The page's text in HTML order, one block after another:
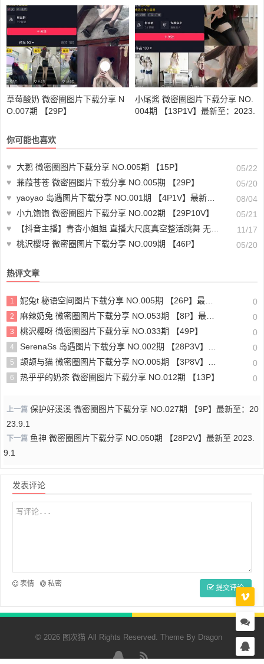
3
19
草莓酸奶 微密圈图片下载分享 N
O.007期 【29P】
小尾酱 微密圈图片下载分享 NO.
004期 【13P1V】最新至：2023.
你可能也喜欢
♥ 大鹅 微密圈图片下载分享 NO.005期 【15P】
05/22
♥ 蒹葭苍苍 微密圈图片下载分享 NO.005期 【29P】
05/20
♥ yaoyao 岛遇图片下载分享 NO.001期 【4P1V】最新至：2025.6.7
08/04
♥ 小九饱饱 微密圈图片下载分享 NO.002期 【29P10V】
05/21
♥
【抖音主播】青杏小姐姐 直播大尺度真空整活跳舞 无内一字马 反差满满！(4V3分)-直播舞蹈视频素材下载
11/17
♥ 桃沢樱呀 微密圈图片下载分享 NO.009期 【46P】 05/20
热评文章
1 妮兔t 秘语空间图片下载分享 NO.005期 【26P】最新至：2025.6.11 0
2 麻辣奶兔 微密圈图片下载分享 NO.053期 【8P】最新至：2023.11.18 0
3 桃沢樱呀 微密圈图片下载分享 NO.033期 【49P】 0
4 SerenaSs 岛遇图片下载分享 NO.002期 【28P3V】最新至：2025.6.19 0
5 颉颉与猫 微密圈图片下载分享 NO.005期 【3P8V】最新至：2023.11.20 0
6 热乎乎的奶茶 微密圈图片下载分享 NO.012期 【13P】 0
上一篇 保护好溪溪 微密圈图片下载分享 NO.027期 【9P】最新至：20
23.9.1
下一篇 鱼神 微密圈图片下载分享 NO.050期 【28P2V】最新至 2023.
9.1
发表评论
表情 私密 提交评论
© 2026 图次猫 All Rights Reserved. Theme By Dragon